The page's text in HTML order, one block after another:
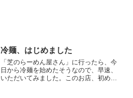
冷麺、はじめました
「芝のらーめん屋さん」に行ったら、今
日から冷麺を始めたそうなので、早速、
いただいてみました。このお店、初めて